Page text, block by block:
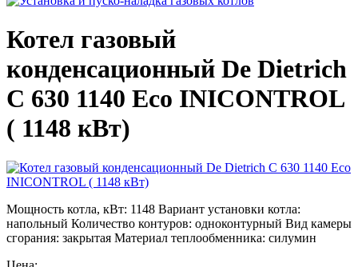
Котел газовый
конденсационный De Dietrich
C 630 1140 Eco INICONTROL
( 1148 кВт)
Мощность котла, кВт: 1148 Вариант установки котла:
напольный Количество контуров: одноконтурный Вид камеры
сгорания: закрытая Материал теплообменника: силумин